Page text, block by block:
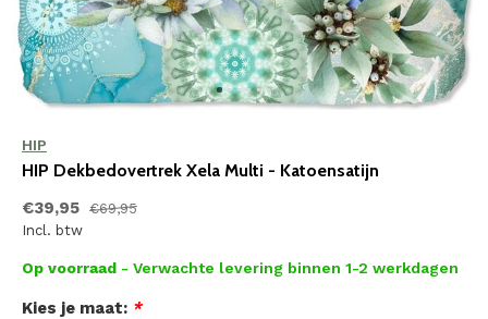
HIP
HIP Dekbedovertrek Xela Multi - Katoensatijn
€39,95 €69,95
Incl. btw
Op voorraad - Verwachte levering binnen 1-2 werkdagen
Kies je maat: *